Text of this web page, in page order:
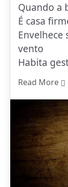
Quando a
É casa
vento
Habita
Read More